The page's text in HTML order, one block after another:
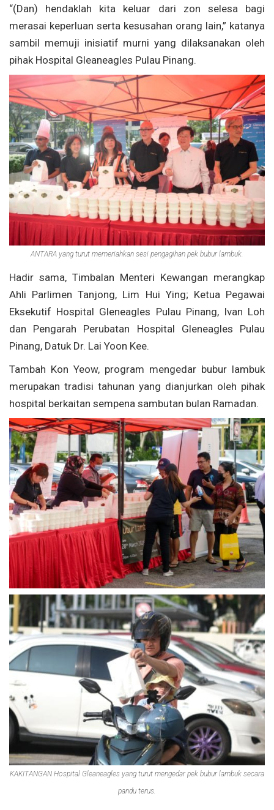
“(Dan) hendaklah kita keluar dari zon selesa bagi
merasai keperluan serta kesusahan orang lain,” katanya
sambil memuji inisiatif murni yang dilaksanakan oleh
pihak Hospital Gleaneagles Pulau Pinang.
ANTARA yang turut memeriahkan sesi pengagihan pek bubur lambuk.
Hadir sama, Timbalan Menteri Kewangan merangkap
Ahli Parlimen Tanjong, Lim Hui Ying; Ketua Pegawai
Eksekutif Hospital Gleneagles Pulau Pinang, Ivan Loh
dan Pengarah Perubatan Hospital Gleneagles Pulau
Pinang, Datuk Dr. Lai Yoon Kee.
Tambah Kon Yeow, program mengedar bubur lambuk
merupakan tradisi tahunan yang dianjurkan oleh pihak
hospital berkaitan sempena sambutan bulan Ramadan.
KAKITANGAN Hospital Gleaneagles yang turut mengedar pek bubur lambuk secara
pandu terus.